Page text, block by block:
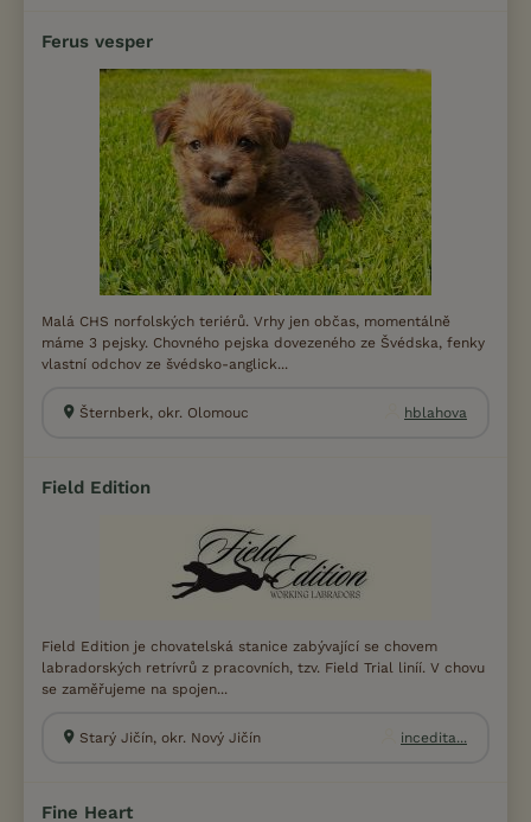
Ferus vesper
Malá CHS norfolských teriérů. Vrhy jen občas, momentálně
máme 3 pejsky. Chovného pejska dovezeného ze Švédska, fenky
vlastní odchov ze švédsko-anglick...
Šternberk, okr. Olomouc hblahova
Field Edition
Field Edition je chovatelská stanice zabývající se chovem
labradorských retrívrů z pracovních, tzv. Field Trial liníí. V chovu
se zaměřujeme na spojen...
Starý Jičín, okr. Nový Jičín incedita...
Fine Heart